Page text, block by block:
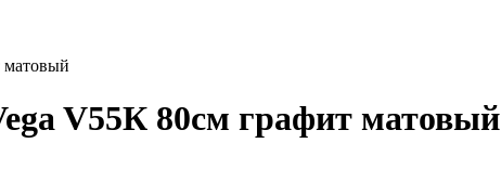
матовый
V55К 80см графит матовый